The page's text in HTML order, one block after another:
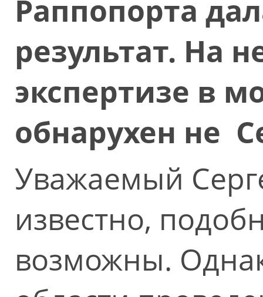
Раппопорта
результат. На
экспертизе в
обнарухен не
Уважаемый
известно,
возможны.